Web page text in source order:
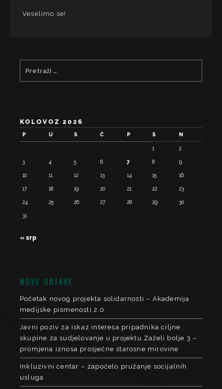
Veselimo se!
KOLOVOZ 2026
P U S Č P S N
1 2
3 4 5 6 7 8 9
10 11 12 13 14 15 16
17 18 19 20 21 22 23
24 25 26 27 28 29 30
31
« srp
NOVE OBJAVE
Početak novog projekta solidarnosti – Akademija
medijske pismenosti 2.0
Javni poziv za iskaz interesa pripadnika ciljne
skupine za sudjelovanje u projektu Zaželi bolje 3 –
promjena iznosa prosječne starosne mirovine
Inkluzivni centar – započelo pružanje socijalnih
usluga